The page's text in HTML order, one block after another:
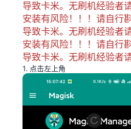
导致卡米。无刷机经验者
安装有风险！！！请自行
导致卡米。无刷机经验者
安装有风险！！！请自行
导致卡米。无刷机经验者
1. 点击左上角